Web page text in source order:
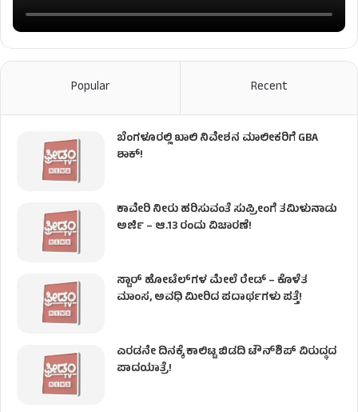
Popular Recent
ಬೆಂಗಳೂರಲ್ಲಿ ಖಾಲಿ ನಿವೇಶನ ಮಾಲೀಕರಿಗೆ GBA
ಶಾಕ್!
ಕಾವೇರಿ ನೀರು ಹರಿಸುವಂತೆ ಸುಪ್ರೀಂಗೆ ತಮಿಳುನಾಡು
ಅರ್ಜಿ – ಆ.13 ರಂದು ವಿಚಾರಣೆ!
ಸ್ಟಾರ್ ಹೋಟೆಲ್​​​ಗಳ ಮೇಲೆ ರೇಡ್ – ಕೊಳೆತ
ಮಾಂಸ, ಅವಧಿ ಮೀರಿದ ಪದಾರ್ಥಗಳು ಪತ್ತೆ!
ಎರಡನೇ ದಿನಕ್ಕೆ ಕಾಲಿಟ್ಟ ಬಿಡದಿ ಟೌನ್​ಶಿಪ್ ವಿರುದ್ಧದ
ಪಾದಯಾತ್ರೆ!